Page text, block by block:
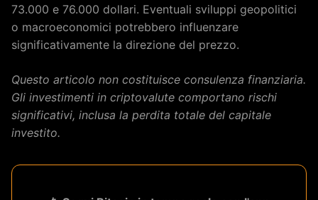
73.000 e 76.000 dollari. Eventuali sviluppi geopolitici
o macroeconomici potrebbero influenzare
significativamente la direzione del prezzo.
Questo articolo non costituisce consulenza finanziaria.
Gli investimenti in criptovalute comportano rischi
significativi, inclusa la perdita totale del capitale
investito.